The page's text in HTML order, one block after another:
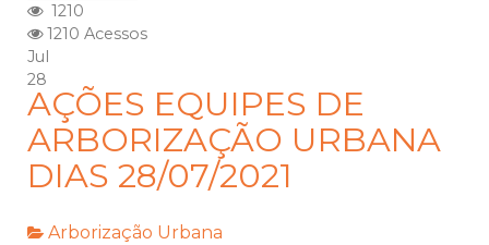
1210
1210 Acessos
Jul
28
AÇÕES EQUIPES DE
ARBORIZAÇÃO URBANA
DIAS 28/07/2021
Arborização Urbana